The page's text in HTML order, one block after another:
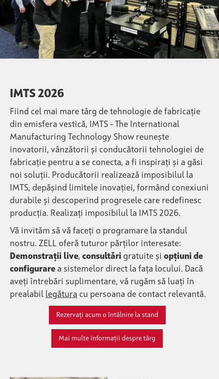
IMTS 2026
Fiind cel mai mare târg de tehnologie de fabricație
din emisfera vestică, IMTS - The International
Manufacturing Technology Show reunește
inovatorii, vânzătorii și conducătorii tehnologiei de
fabricație pentru a se conecta, a fi inspirați și a găsi
noi soluții. Producătorii realizează imposibilul la
IMTS, depășind limitele inovației, formând conexiuni
durabile și descoperind progresele care redefinesc
producția. Realizați imposibilul la IMTS 2026.
Vă invităm să vă faceți o programare la standul
nostru. ZELL oferă tuturor părților interesate:
Demonstrații live, consultări gratuite și opțiuni de
configurare a sistemelor direct la fața locului. Dacă
aveți întrebări suplimentare, vă rugăm să luați în
prealabil legătura cu persoana de contact relevantă.
Rezervați acum o întâlnire la stand
Mai multe informații despre târg